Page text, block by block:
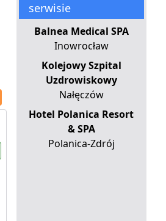
serwisie
Balnea Medical SPA
Inowrocław
Kolejowy Szpital
Uzdrowiskowy
Nałęczów
Hotel Polanica Resort
& SPA
Polanica-Zdrój